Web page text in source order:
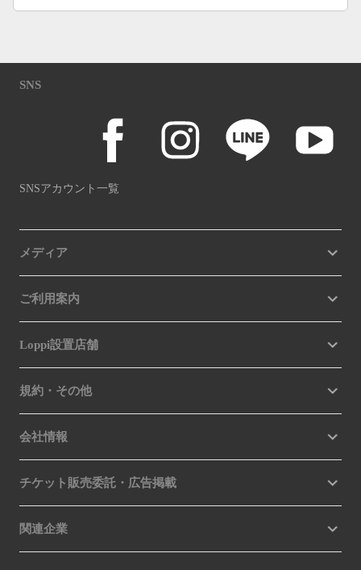
SNS
SNSアカウント一覧
メディア
ご利用案内
Loppi設置店舗
規約・その他
会社情報
チケット販売委託・広告掲載
関連企業